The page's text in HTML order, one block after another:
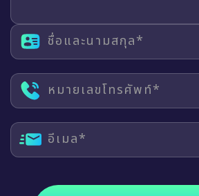
ชื่อและนามสกุล*
หมายเลขโทรศัพท์*
อีเมล*